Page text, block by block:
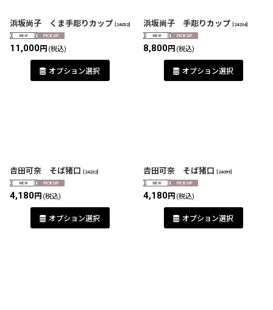
浜坂尚子 くま手彫りカップ 24052]
11,000円 (税込)
オプション選択
浜坂尚子 手彫りカップ 24234]
8,800円 (税込)
オプション選択
𠮷田可奈 そば猪口 24232]
4,180円 (税込)
オプション選択
𠮷田可奈 そば猪口 24099
4,180円 (税込)
オプション選択